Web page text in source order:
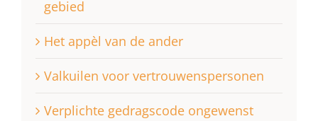
gebied
Het appèl van de ander
Valkuilen voor vertrouwenspersonen
Verplichte gedragscode ongewenst